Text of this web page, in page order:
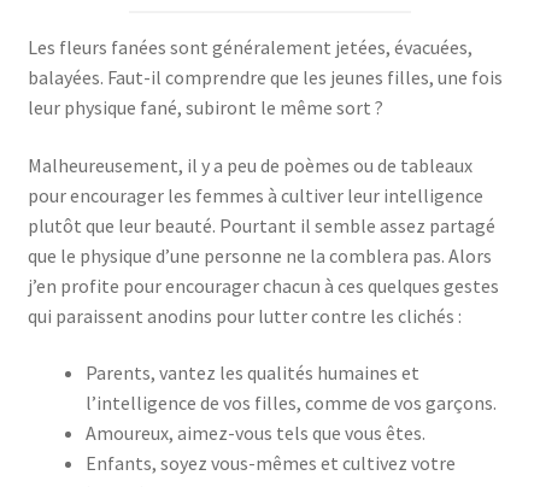
Les fleurs fanées sont généralement jetées, évacuées,
balayées. Faut-il comprendre que les jeunes filles, une fois
leur physique fané, subiront le même sort ?
Malheureusement, il y a peu de poèmes ou de tableaux
pour encourager les femmes à cultiver leur intelligence
plutôt que leur beauté. Pourtant il semble assez partagé
que le physique d’une personne ne la comblera pas. Alors
j’en profite pour encourager chacun à ces quelques gestes
qui paraissent anodins pour lutter contre les clichés :
Parents, vantez les qualités humaines et
l’intelligence de vos filles, comme de vos garçons.
Amoureux, aimez-vous tels que vous êtes.
Enfants, soyez vous-mêmes et cultivez votre